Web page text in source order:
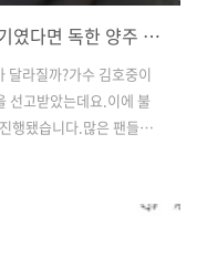
목발 짚고 등장한 <김호중>…“술타기였다면 독한 양주 마셨을 것” 선처 호소 앞으로의 행보는??
달라질까?​가수 김호중이
선고받았는데요.이에 불
행됐습니다.많은 팬들과
2심에서는 형량이 줄
세하게 정리해드릴게요!​
9일 밤, 서울 강남구 압